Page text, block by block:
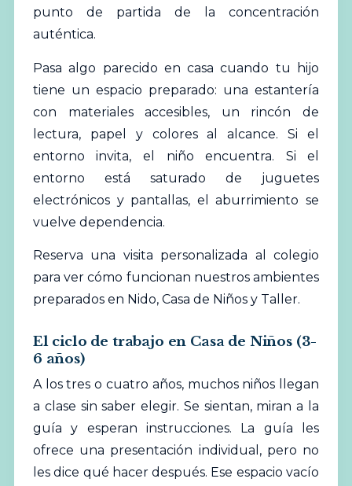
punto de partida de la concentración
auténtica.
Pasa algo parecido en casa cuando tu hijo
tiene un espacio preparado: una estantería
con materiales accesibles, un rincón de
lectura, papel y colores al alcance. Si el
entorno invita, el niño encuentra. Si el
entorno está saturado de juguetes
electrónicos y pantallas, el aburrimiento se
vuelve dependencia.
Reserva una visita personalizada al colegio
para ver cómo funcionan nuestros ambientes
preparados en Nido, Casa de Niños y Taller.
El ciclo de trabajo en Casa de Niños (3-
6 años)
A los tres o cuatro años, muchos niños llegan
a clase sin saber elegir. Se sientan, miran a la
guía y esperan instrucciones. La guía les
ofrece una presentación individual, pero no
les dice qué hacer después. Ese espacio vacío